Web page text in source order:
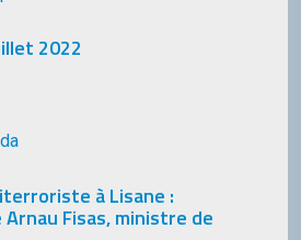
2022
à Lisane :
Fisas, ministre de